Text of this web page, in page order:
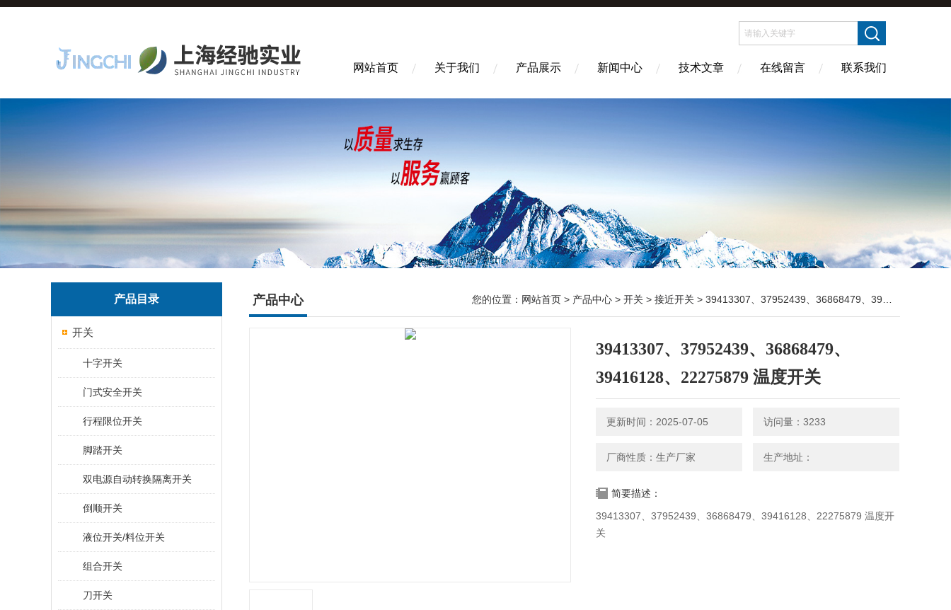
网站首页 关于我们 产品展示 新闻中心 技术文章 在线留言 联系我们
产品目录
开关
十字开关
门式安全开关
行程限位开关
脚踏开关
双电源自动转换隔离开关
倒顺开关
液位开关/料位开关
组合开关
刀开关
产品中心 您的位置： 网站首页 > 产品中心 > 开关 > 接近开关 > 39413307、37952439、36868479、39416128、22275879 温度开关
39413307、37952439、36868479、
39416128、22275879 温度开关
更新时间：2025-07-05 访问量：3233
厂商性质：生产厂家 生产地址：
简要描述：
39413307、37952439、36868479、39416128、22275879 温度开
关